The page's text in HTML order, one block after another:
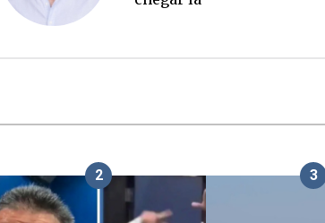
2 3